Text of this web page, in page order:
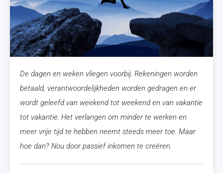
De dagen en weken vliegen voorbij. Rekeningen worden
betaald, verantwoordelijkheden worden gedragen en er
wordt geleefd van weekend tot weekend en van vakantie
tot vakantie. Het verlangen om minder te werken en
meer vrije tijd te hebben neemt steeds meer toe. Maar
hoe dan? Nou door passief inkomen te creëren.